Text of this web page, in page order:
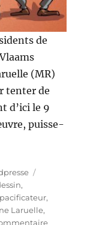
de
(MR)
tenter de
d’ici le 9
puisse-
,
pacificateur,
Laruelle,
sur